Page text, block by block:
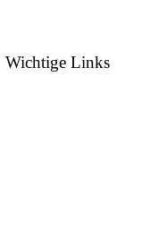
Wichtige Links